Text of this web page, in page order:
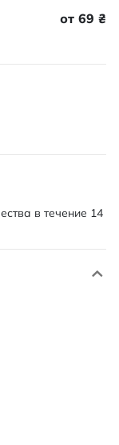
от 69 ₴
в течение 14